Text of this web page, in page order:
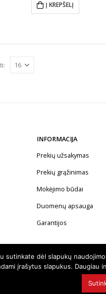
Į KREPŠELĮ
INFORMACIJA
Prekių užsakymas
Prekių grąžinimas
Mokėjimo būdai
Duomenų apsauga
Garantijos
sutinkate dėl slapukų
įrašytus slapukus. Daugiau